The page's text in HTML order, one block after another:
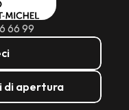
66 99
di apertura